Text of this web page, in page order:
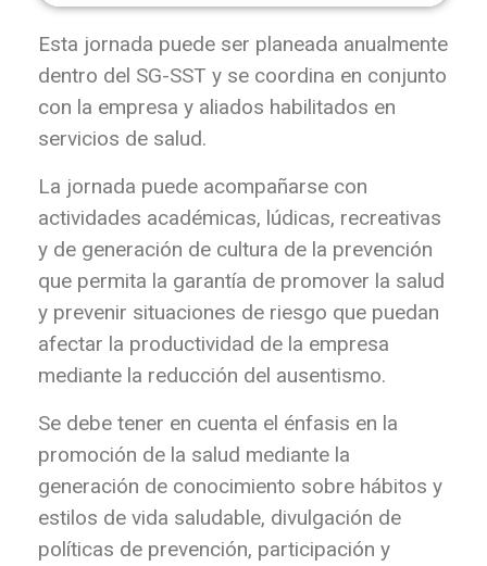
Esta jornada puede ser planeada anualmente
dentro del SG-SST y se coordina en conjunto
con la empresa y aliados habilitados en
servicios de salud.
La jornada puede acompañarse con
actividades académicas, lúdicas, recreativas
y de generación de cultura de la prevención
que permita la garantía de promover la salud
y prevenir situaciones de riesgo que puedan
afectar la productividad de la empresa
mediante la reducción del ausentismo.
Se debe tener en cuenta el énfasis en la
promoción de la salud mediante la
generación de conocimiento sobre hábitos y
estilos de vida saludable, divulgación de
políticas de prevención, participación y